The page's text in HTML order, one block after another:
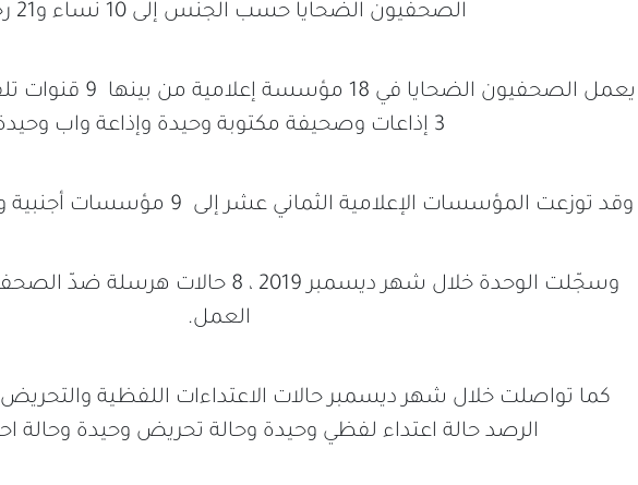
الصحفيون الضحايا حسب الجنس إلى 10 نساء و21 رجلا.
3 إذاعات وصحيفة مكتوبة وحيدة وإذاعة واب وحيدة
وقد توزعت المؤسسات الإعلامية الثماني عشر إلى 9 مؤسسات أجنبية و9 مؤسسات تونسية.
العمل.
كما تواصلت خلال شهر ديسمبر حالات الاعتداءات اللفظية
الرصد حالة اعتداء لفظي وحيدة وحالة تحريض وحيدة وحالة